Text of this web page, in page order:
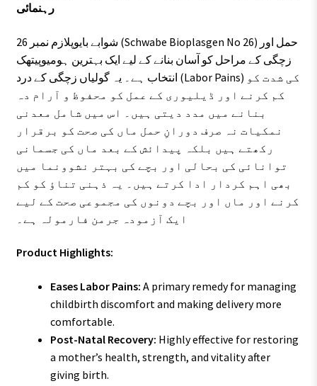
رہنمائی
شوابے بایوپلازم نمبر 26 (Schwabe Bioplasgen No 26) حمل اور
زچگی کے مراحل کو آسان بنانے کے لیے ایک بہترین ہومیوپیتھک
انتخاب ہے۔ یہ گولیاں زچگی کے درد (Labor Pains) کی شدت کو
کم کرنے اور ڈیلیوری کے عمل کو محفوظ و آرام دہ
بنانے میں مدد دیتی ہیں۔ اس میں شامل معدنی
نمکیات نہ صرف دورانِ حمل ماں کی صحت کو برقرار
رکھتے ہیں بلکہ پیدائش کے بعد ماں کی جسمانی
توانائی کی بحالی اور بچے کی بہتر نشوونما میں
بھی اہم کردار ادا کرتے ہیں۔ یہ ذہنی تناؤ کو کم
کرنے اور ماں اور بچے دونوں کی مجموعی صحت کے لیے
ایک آزمودہ جرمن فارمولہ ہے۔
Product Highlights:
Eases Labor Pains: A primary remedy for managing
childbirth discomfort and making delivery more
comfortable.
Post-Natal Recovery: Highly effective for restoring
a mother’s health, strength, and vitality after
giving birth.